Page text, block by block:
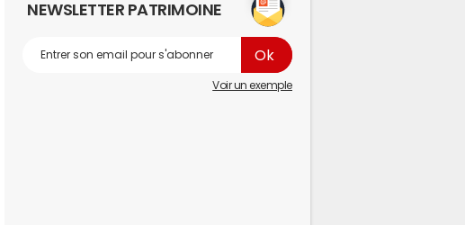
NEWSLETTER PATRIMOINE
Voir un exemple